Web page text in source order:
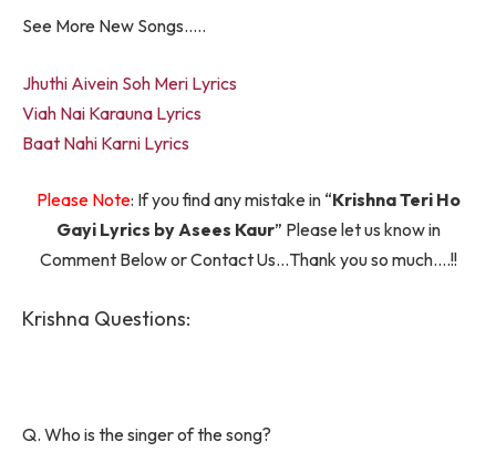
See More New Songs…..
Jhuthi Aivein Soh Meri Lyrics
Viah Nai Karauna Lyrics
Baat Nahi Karni Lyrics
Please Note: If you find any mistake in “Krishna Teri Ho
Gayi Lyrics by Asees Kaur” Please let us know in
Comment Below or Contact Us…Thank you so much….!!
Krishna Questions:
Q. Who is the singer of the song?